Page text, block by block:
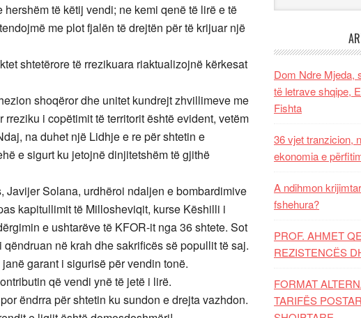
të këtij vendi; ne kemi qenë të lirë e të
me plot fjalën të drejtën për të krijuar një
shtetërore të rrezikuara riaktualizojnë kërkesat
shoqëror dhe unitet kundrejt zhvillimeve me
i copëtimit të territorit është evident, vetëm
na duhet një Lidhje e re për shtetin e
e sigurt ku jetojnë dinjitetshëm të gjithë
Javijer Solana, urdhëroi ndaljen e bombardimive
kapitullimit të Millosheviqit, kurse Këshilli i
e ushtarëve të KFOR-it nga 36 shtete. Sot
në krah dhe sakrificës së popullit të saj.
garant i sigurisë për vendin tonë.
që vendi ynë të jetë i lirë.
ëndrra për shtetin ku sundon e drejta vazhdon.
Dom Ndre Mjeda,
të letrave shqipe,
Fishta
36 vjet tranzicion,
ekonomia e
A ndihmon
fshehura?
PROF. AHMET
REZISTENCЁS
FORMAT
TARIFËS